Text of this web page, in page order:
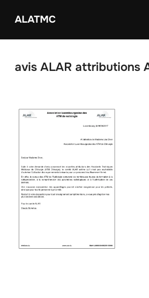
InhaltALATMC
avis ALAR attributions